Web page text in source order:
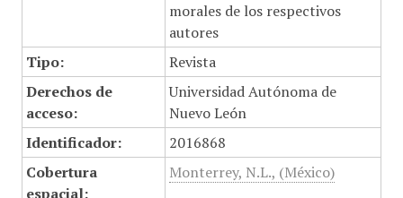
morales de los respectivos
autores
Tipo:
Revista
Derechos de
acceso:
Universidad Autónoma de
Nuevo León
Identificador:
2016868
Cobertura
espacial:
Monterrey, N.L., (México)